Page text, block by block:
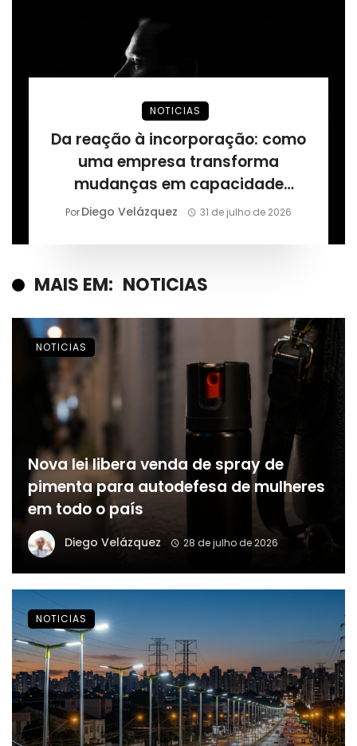
NOTICIAS
Da reação à incorporação: como
uma empresa transforma
mudanças em capacidade
permanente, segundo Márcio
PorDiego Velázquez 31 de julho de 2026
MAIS EM: NOTICIAS
Nova lei libera venda de spray de
pimenta para autodefesa de mulheres
em todo o país
Diego Velázquez 28 de julho de 2026
NOTICIAS
NOTICIAS